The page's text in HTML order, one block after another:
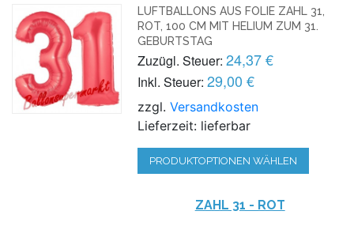
LUFTBALLONS AUS FOLIE ZAHL 31,
ROT, 100 CM MIT HELIUM ZUM 31.
GEBURTSTAG
Zuzügl. Steuer: 24,37 €
Inkl. Steuer: 29,00 €
zzgl.Versandkosten
Lieferzeit: lieferbar
PRODUKTOPTIONEN WÄHLEN
ZAHL 31 - ROT